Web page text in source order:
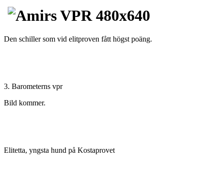
Den schiller som vid elitproven fått högst poäng.
3. Barometerns vpr
Bild kommer.
Elitetta, yngsta hund på Kostaprovet